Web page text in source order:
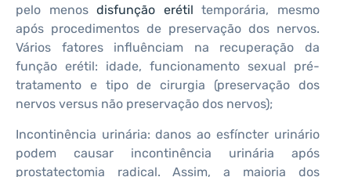
pelo menosdisfunção erétil temporária, mesmo
após procedimentos de preservação dos nervos.
Vários fatores influênciam na recuperação da
função erétil: idade, funcionamento sexual pré-
tratamento e tipo de cirurgia (preservação dos
nervos versus não preservação dos nervos);
Incontinência urinária: danos ao esfíncter urinário
podem causar incontinência urinária após
prostatectomia radical. Assim, a maioria dos